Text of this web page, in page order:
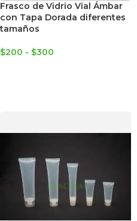
Frasco de Vidrio Vial Ámbar
con Tapa Dorada diferentes
tamaños
$200 - $300